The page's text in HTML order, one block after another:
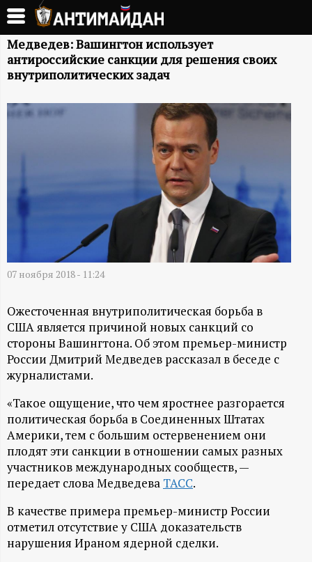
Перейти
основному
содержанию
А
Н
Т
А
Д
А
Н
-
и
н
ф
о
р
Медведев: Вашингтон использует
антироссийские санкции для решения своих
внутриполитических задач
07 ноября 2018 - 11:24
Ожесточенная внутриполитическая борьба в
США является причиной новых санкций со
стороны Вашингтона. Об этом премьер-министр
России Дмитрий Медведев рассказал в беседе с
журналистами.
«Такое ощущение, что чем яростнее разгорается
политическая борьба в Соединенных Штатах
Америки, тем с большим остервенением они
плодят эти санкции в отношении самых разных
участников международных сообществ, —
передает слова Медведева ТАСС.
В качестве примера премьер-министр России
отметил отсутствие у США доказательств
нарушения Ираном ядерной сделки.